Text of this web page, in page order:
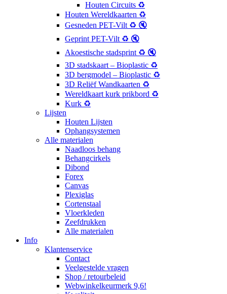
Houten Circuits ♻️
Houten Wereldkaarten ♻️
Gesneden PET-Vilt ♻️ 🔇
Geprint PET-Vilt ♻️ 🔇
Akoestische stadsprint ♻️ 🔇
3D stadskaart – Bioplastic ♻️
3D bergmodel – Bioplastic ♻️
3D Reliëf Wandkaarten ♻️
Wereldkaart kurk prikbord ♻️
Kurk ♻️
Lijsten
Houten Lijsten
Ophangsystemen
Alle materialen
Naadloos behang
Behangcirkels
Dibond
Forex
Canvas
Plexiglas
Cortenstaal
Vloerkleden
Zeefdrukken
Alle materialen
Info
Klantenservice
Contact
Veelgestelde vragen
Shop / retourbeleid
Webwinkelkeurmerk 9,6!